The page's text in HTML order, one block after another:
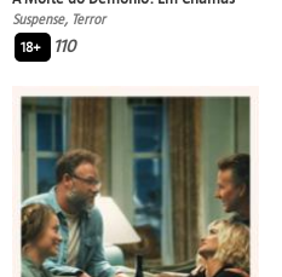
Suspense, Terror
18+
110